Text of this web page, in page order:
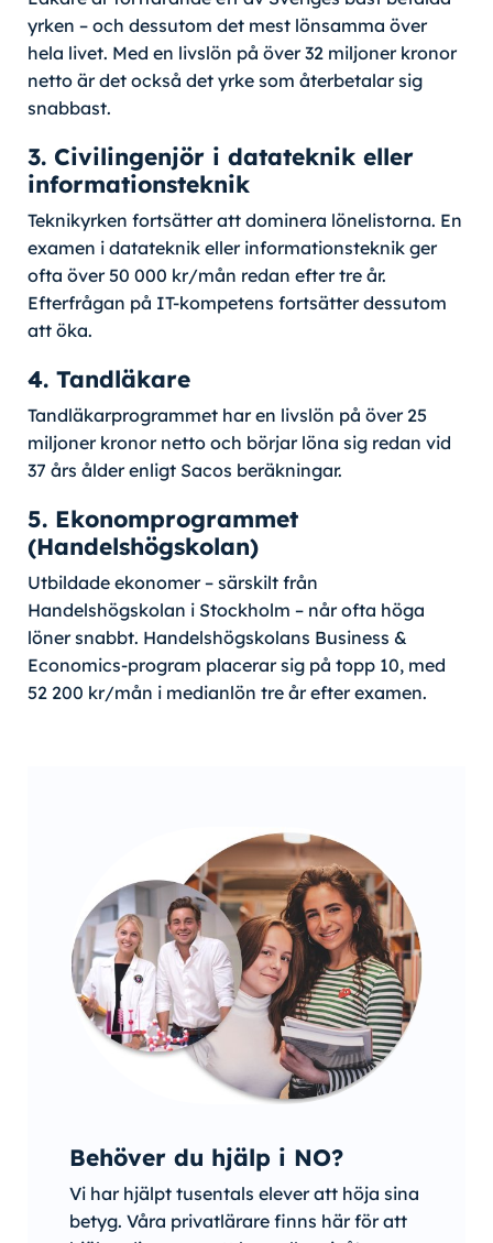
yrken – och dessutom det mest lönsamma över
hela livet. Med en livslön på över 32 miljoner kronor
netto är det också det yrke som återbetalar sig
snabbast.
3. Civilingenjör i datateknik eller
informationsteknik
Teknikyrken fortsätter att dominera lönelistorna. En
examen i datateknik eller informationsteknik ger
ofta över 50 000 kr/mån redan efter tre år.
Efterfrågan på IT-kompetens fortsätter dessutom
att öka.
4. Tandläkare
Tandläkarprogrammet har en livslön på över 25
miljoner kronor netto och börjar löna sig redan vid
37 års ålder enligt Sacos beräkningar.
5. Ekonomprogrammet
(Handelshögskolan)
Utbildade ekonomer – särskilt från
Handelshögskolan i Stockholm – når ofta höga
löner snabbt. Handelshögskolans Business &
Economics-program placerar sig på topp 10, med
52 200 kr/mån i medianlön tre år efter examen.
Behöver du hjälp i NO?
Vi har hjälpt tusentals elever att höja sina
betyg. Våra privatlärare finns här för att